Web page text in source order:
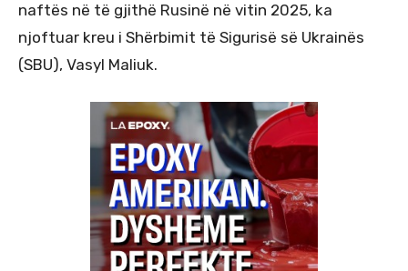
naftës në të gjithë Rusinë në vitin 2025, ka
njoftuar kreu i Shërbimit të Sigurisë së Ukrainës
(SBU), Vasyl Maliuk.